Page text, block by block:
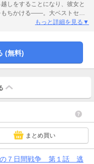
しをすることになり、彼女と
もちかける――。大ベストセラ
新たな冒険を巻き起こす。
もっと詳細を見る▼
(無料)
まとめ買い
の７日間戦争 第１話 逃